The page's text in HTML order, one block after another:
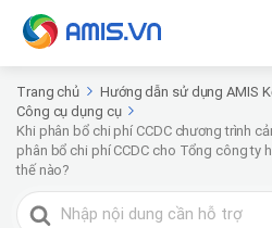
Trang chủ Hướng dẫn sử dụng AMIS
Công cụ dụng cụ
Khi phân bổ chi phí CCDC chương trình
phân bổ chi phí CCDC cho Tổng công ty
thế nào?
Tìm